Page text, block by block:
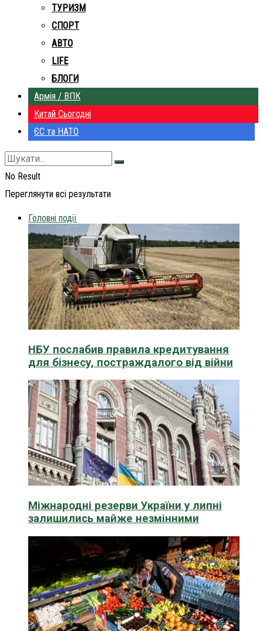
ТУРИЗМ
СПОРТ
АВТО
LIFE
БЛОГИ
Армія / ВПК
Китай Сьогодні
ЄС та НАТО
No Result
Переглянути всі результати
Головні події
НБУ послабив правила кредитування
для бізнесу, постраждалого від війни
Міжнародні резерви України у липні
залишились майже незмінними